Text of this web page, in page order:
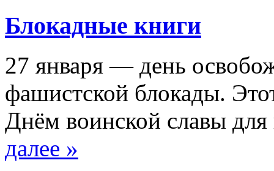
Блокадные книги
27 января — день
фашистской блокады.
Днём воинской славы
далее »